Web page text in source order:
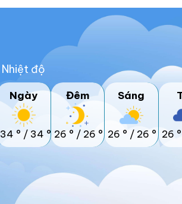
Nhiệt độ
Ngày
34 ° / 34 °
Đêm
26 ° / 26 °
Sáng
26 ° / 26 ° 26 °